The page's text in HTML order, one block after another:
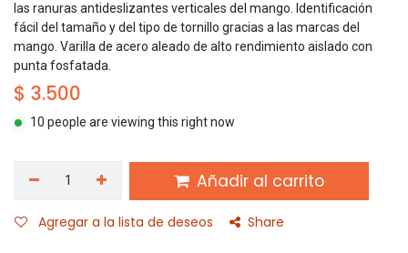
las ranuras antideslizantes verticales del mango. Identificación
fácil del tamaño y del tipo de tornillo gracias a las marcas del
mango. Varilla de acero aleado de alto rendimiento aislado con
punta fosfatada.
$ 3.500
10 people are viewing this right now
Añadir al carrito
Agregar a la lista de deseos Share